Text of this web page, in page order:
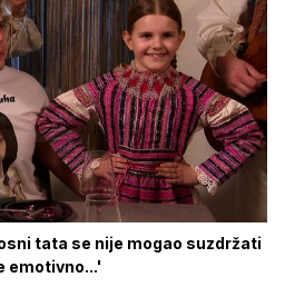
tata se nije mogao suzdržati
emotivno...'